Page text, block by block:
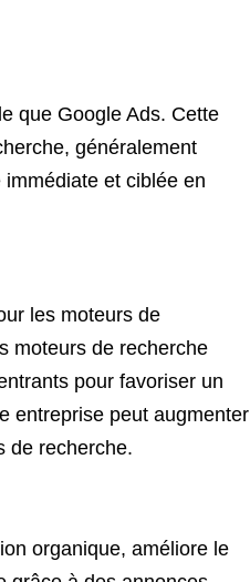
que Google Ads. Cette
généralement
et ciblée en
les moteurs de
moteurs de recherche
pour favoriser un
entreprise peut augmenter
de recherche.
organique, améliore le